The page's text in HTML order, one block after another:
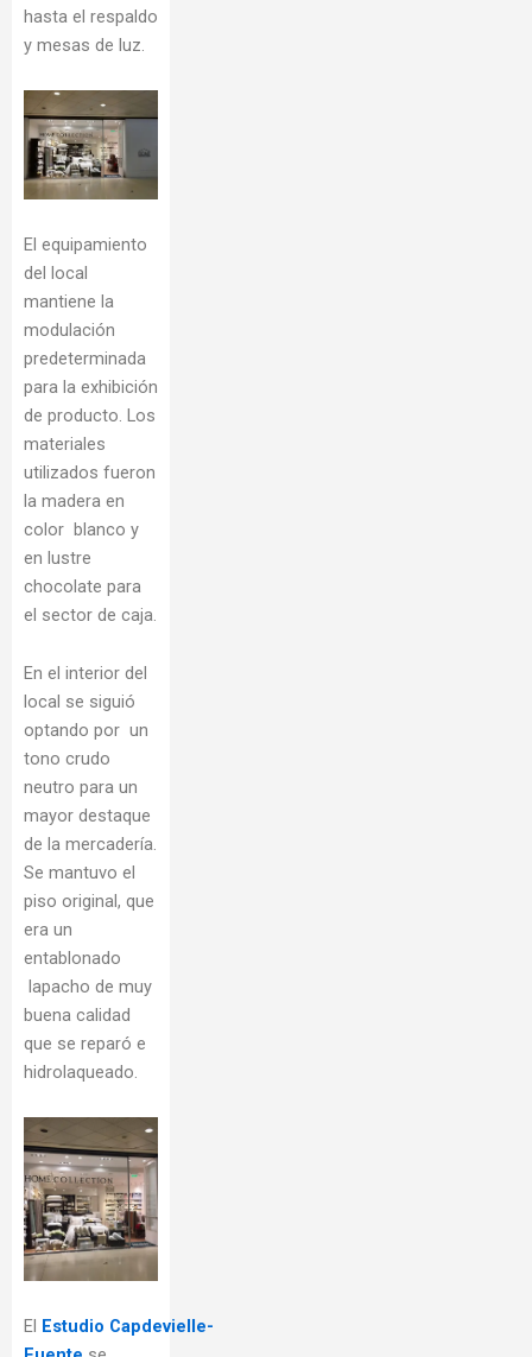
hasta el respaldo
y mesas de luz.
El equipamiento
del local
mantiene la
modulación
predeterminada
para la exhibición
de producto. Los
materiales
utilizados fueron
la madera en
color blanco y
en lustre
chocolate para
el sector de caja.
En el interior del
local se siguió
optando por un
tono crudo
neutro para un
mayor destaque
de la mercadería.
Se mantuvo el
piso original, que
era un
entablonado
lapacho de muy
buena calidad
que se reparó e
hidrolaqueado.
El Estudio Capdevielle-